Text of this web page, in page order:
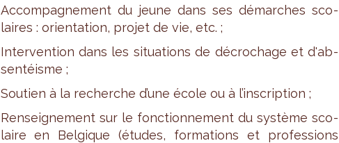
Accom­pa­gne­ment du jeune dans ses démarches sco­
laires : orien­ta­tion, pro­jet de vie, etc. ;
Inter­ven­tion dans les situa­tions de décro­chage et d'ab­
sen­téisme ;
Sou­tien à la recherche d’une école ou à l’ins­crip­tion ;
Ren­sei­gne­ment sur le fonc­tion­ne­ment du sys­tème sco­
laire en Bel­gique (études, for­ma­tions et pro­fes­sions